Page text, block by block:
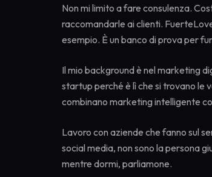
Non mi limito a fare consulenza.
raccomandarle ai clienti.
esempio. È un banco di prova per
Il mio background è nel marketing
startup perché è lì che si trovano le
combinano marketing intelligente
Lavoro con aziende che fanno sul
social media, non sono la persona
mentre dormi, parliamone.